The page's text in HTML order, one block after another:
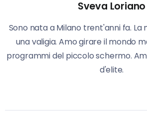
Sveva Loriano
Sono nata a Milano trent'anni fa. La
una valigia. Amo girare il mondo
programmi del piccolo schermo.
d'elite.